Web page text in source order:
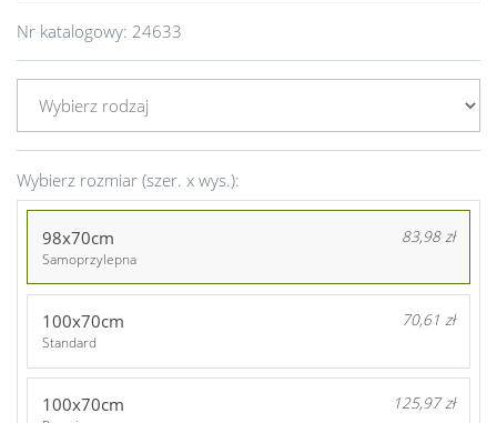
Nr katalogowy: 24633
Wybierz rozmiar (szer. x wys.):
98x70cm 83,98 zł
Samoprzylepna
100x70cm 70,61 zł
Standard
100x70cm 125,97 zł